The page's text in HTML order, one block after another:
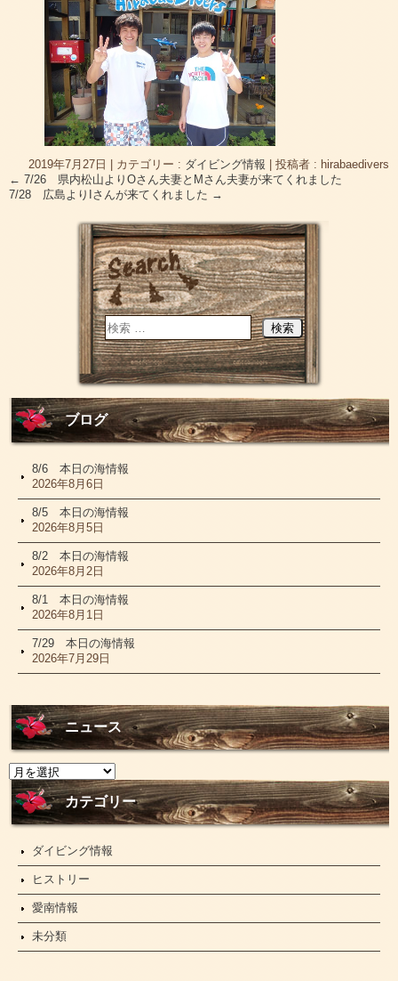
2019年7月27日 カテゴリー : ダイビング情報
投稿者 : hirabaedivers
← 7/26 県内松山よりOさん夫妻とMさん夫妻が来てくれました
7/28 広島よりIさんが来てくれました →
ブログ
8/6 本日の海情報
2026年8月6日
8/5 本日の海情報
2026年8月5日
8/2 本日の海情報
2026年8月2日
8/1 本日の海情報
2026年8月1日
7/29 本日の海情報
2026年7月29日
ニュース
ニ
ュ
ー
カテゴリー
ダイビング情報
ヒストリー
愛南情報
未分類